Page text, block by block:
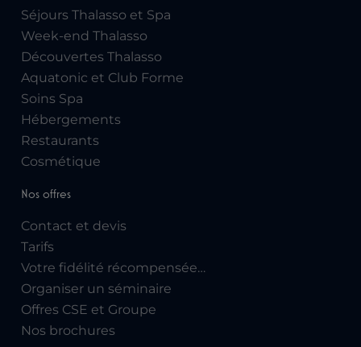
Séjours Thalasso et Spa
Week-end Thalasso
Découvertes Thalasso
Aquatonic et Club Forme
Soins Spa
Hébergements
Restaurants
Cosmétique
Nos offres
Contact et devis
Tarifs
Votre fidélité récompensée…
Organiser un séminaire
Offres CSE et Groupe
Nos brochures